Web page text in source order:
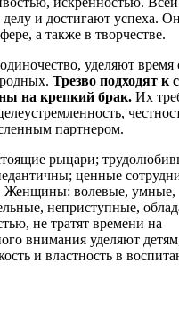
и достигают успеха.
а также в творчестве.
уделяют время
Трезво подходят к
на крепкий брак. Их
партнером.
рыцари;
ценные
Женщины: волевые, умные,
неприступные,
не тратят времени на
внимания уделяют
и властность в